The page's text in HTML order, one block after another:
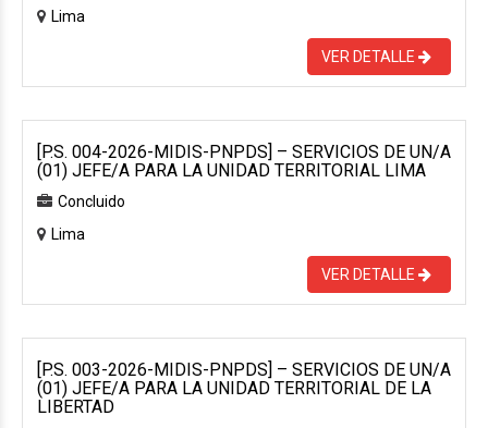
Lima
VER DETALLE
[P.S. 004-2026-MIDIS-PNPDS] – SERVICIOS DE UN/A
(01) JEFE/A PARA LA UNIDAD TERRITORIAL LIMA
Concluido
Lima
VER DETALLE
[P.S. 003-2026-MIDIS-PNPDS] – SERVICIOS DE UN/A
(01) JEFE/A PARA LA UNIDAD TERRITORIAL DE LA
LIBERTAD